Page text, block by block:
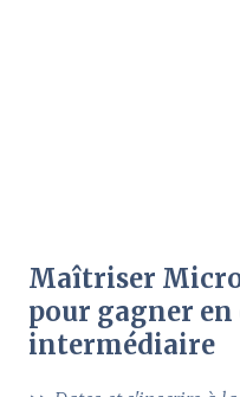
Maîtriser
pour gagner
intermédiaire